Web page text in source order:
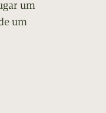
um
um